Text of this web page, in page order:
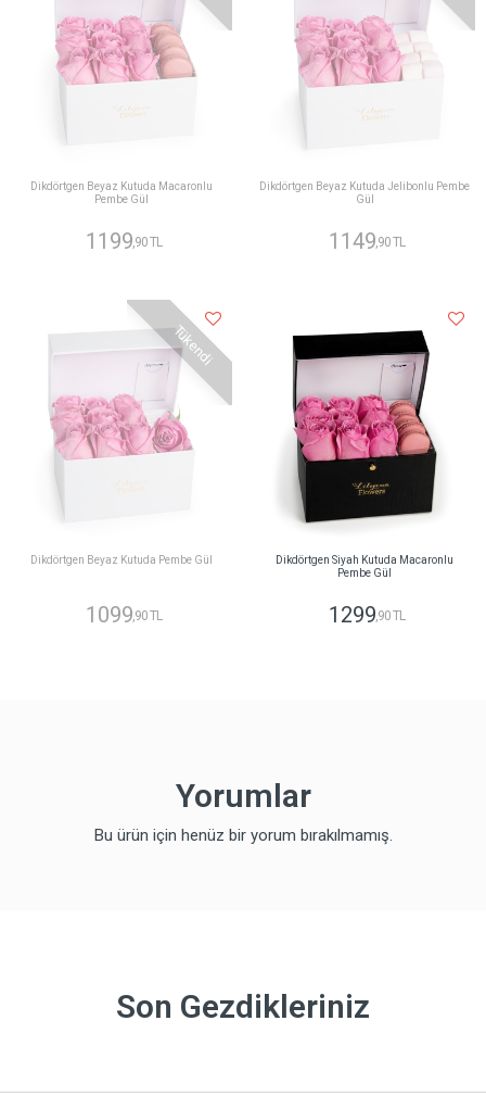
Dikdörtgen Beyaz Kutuda Macaronlu
Pembe Gül
1199 ,90 TL
Dikdörtgen Beyaz Kutuda Jelibonlu Pembe
Gül
1149 ,90 TL
Tükendi
Dikdörtgen Beyaz Kutuda Pembe Gül
1099,90 TL
Dikdörtgen Siyah Kutuda Macaronlu
Pembe Gül
1299,90 TL
Yorumlar
Bu ürün için henüz bir yorum bırakılmamış.
Son Gezdikleriniz